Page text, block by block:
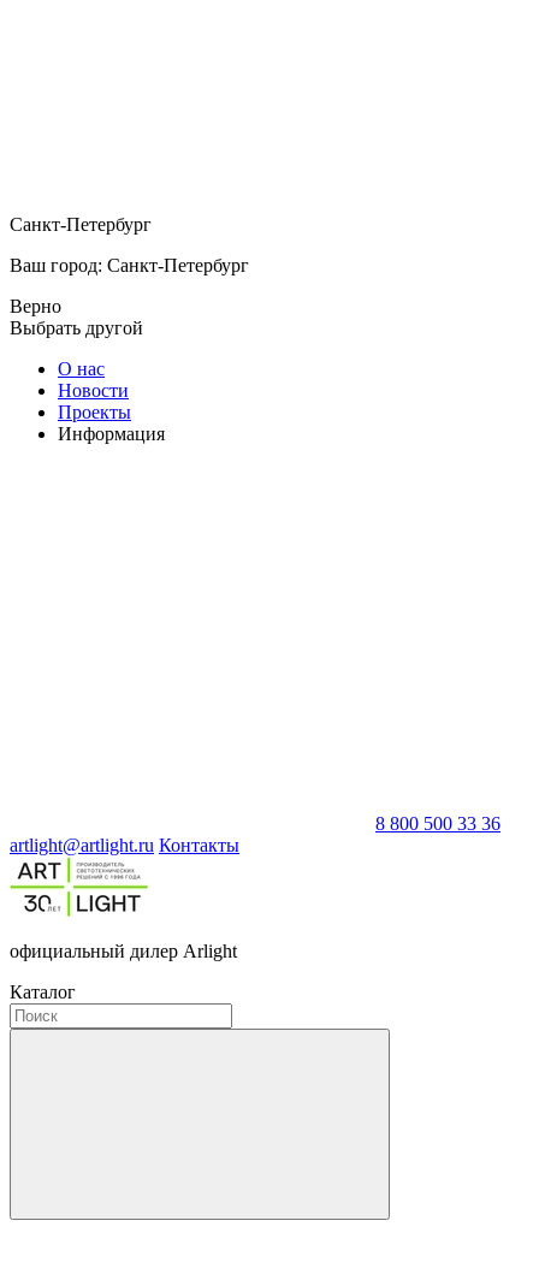
Санкт-Петербург
Ваш город: Санкт-Петербург
Верно
Выбрать другой
О нас
Новости
Проекты
Информация
8 800 500 33 36
artlight@artlight.ru Контакты
официальный дилер Arlight
Каталог